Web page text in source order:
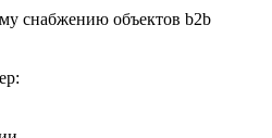
снабжению объектов b2b